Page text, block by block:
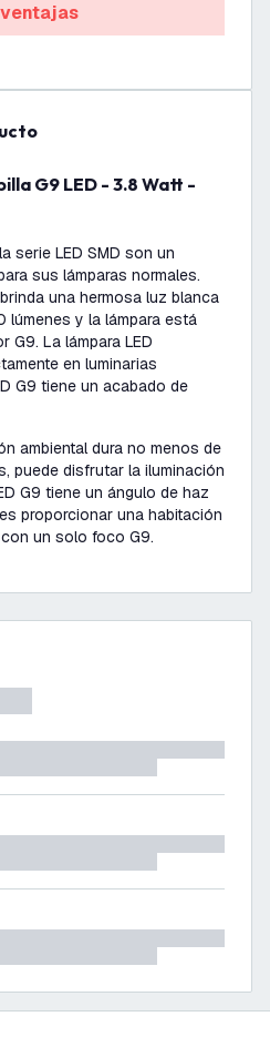
serie LED SMD son un
sus lámparas normales.
una hermosa luz blanca
y la lámpara está
G9. La lámpara LED
en luminarias
G9 tiene un acabado de
ambiental dura no menos de
puede disfrutar la iluminación
G9 tiene un ángulo de haz
proporcionar una habitación
un solo foco G9.